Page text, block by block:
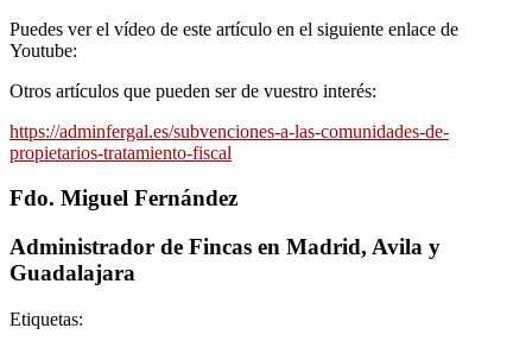
Puedes ver el vídeo de este artículo en el siguiente enlace de
Youtube:
Otros artículos que pueden ser de vuestro interés:
https://adminfergal.es/subvenciones-a-las-comunidades-de-
propietarios-tratamiento-fiscal
Fdo. Miguel Fernández
Administrador de Fincas en Madrid, Avila y
Guadalajara
Etiquetas: